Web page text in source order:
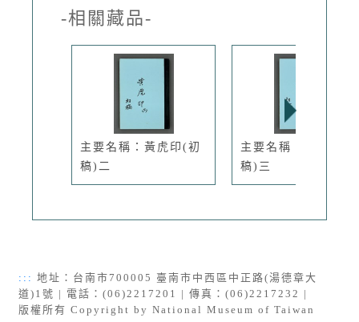
-相關藏品-
主要名稱：黃虎印(初
稿)二
主要名稱：黃虎印(
稿)三
::: 地址：台南市700005 臺南市中西區中正路(湯德章大
道)1號 | 電話：(06)2217201 | 傳真：(06)2217232 |
版權所有 Copyright by National Museum of Taiwan